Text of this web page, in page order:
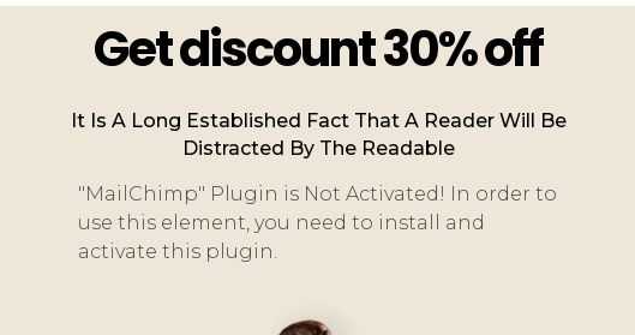
Get discount 30% off
It Is A Long Established Fact That A Reader Will Be
Distracted By The Readable
"MailChimp" Plugin is Not Activated! In order to
use this element, you need to install and
activate this plugin.